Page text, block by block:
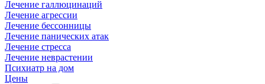
Лечение галлюцинаций
Лечение агрессии
Лечение бессонницы
Лечение панических атак
Лечение стресса
Лечение неврастении
Психиатр на дом
Цены